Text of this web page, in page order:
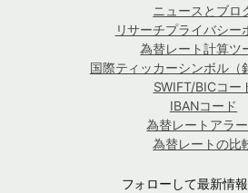
ニュースとブロ
リサーチプライバシー
為替レート計算ツ
国際ティッカーシンボル（
SWIFT/BICコー
IBANコード
為替レートアラ
為替レートの比
フォローして最新情